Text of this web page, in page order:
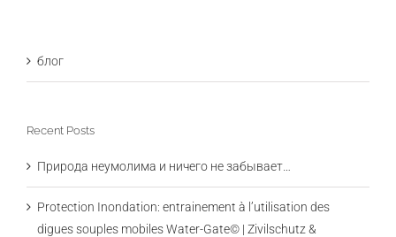
блог
Recent Posts
Природа неумолима и ничего не забывает…
Protection Inondation: entrainement à l’utilisation des
digues souples mobiles Water-Gate© | Zivilschutz &